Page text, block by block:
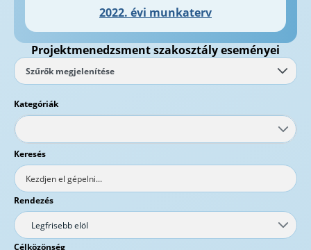
2022. évi munkaterv
Projektmenedzsment szakosztály eseményei
Szűrők megjelenítése
Kategóriák
Keresés
Rendezés
Legfrisebb elöl
Célközönség